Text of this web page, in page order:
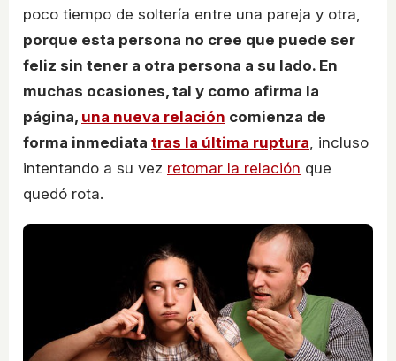
poco tiempo de soltería entre una pareja y otra,
porque esta persona no cree que puede ser
feliz sin tener a otra persona a su lado. En
muchas ocasiones, tal y como afirma la
página, una nueva relación comienza de
forma inmediata tras la última ruptura, incluso
intentando a su vez retomar la relación que
quedó rota.